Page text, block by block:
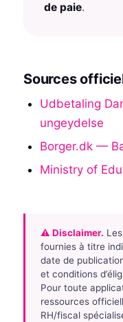
de paie.
Sources
Udbetaling
ungeydelse
Borger.dk —
Ministry of
⚠ Disclaimer.
fournies à titre
date de
et conditions
Pour toute
ressources
RH/fiscal